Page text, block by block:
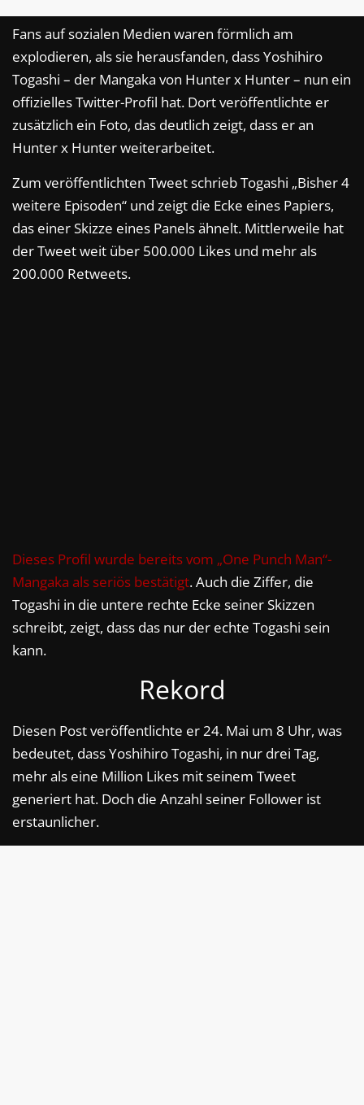
Fans auf sozialen Medien waren förmlich am
explodieren, als sie herausfanden, dass Yoshihiro
Togashi – der Mangaka von Hunter x Hunter – nun ein
offizielles Twitter-Profil hat. Dort veröffentlichte er
zusätzlich ein Foto, das deutlich zeigt, dass er an
Hunter x Hunter weiterarbeitet.
Zum veröffentlichten Tweet schrieb Togashi „Bisher 4
weitere Episoden“ und zeigt die Ecke eines Papiers,
das einer Skizze eines Panels ähnelt. Mittlerweile hat
der Tweet weit über 500.000 Likes und mehr als
200.000 Retweets.
Dieses Profil wurde bereits vom „One Punch Man“-
Mangaka als seriös bestätigt. Auch die Ziffer, die
Togashi in die untere rechte Ecke seiner Skizzen
schreibt, zeigt, dass das nur der echte Togashi sein
kann.
Rekord
Diesen Post veröffentlichte er 24. Mai um 8 Uhr, was
bedeutet, dass Yoshihiro Togashi, in nur drei Tag,
mehr als eine Million Likes mit seinem Tweet
generiert hat. Doch die Anzahl seiner Follower ist
erstaunlicher.